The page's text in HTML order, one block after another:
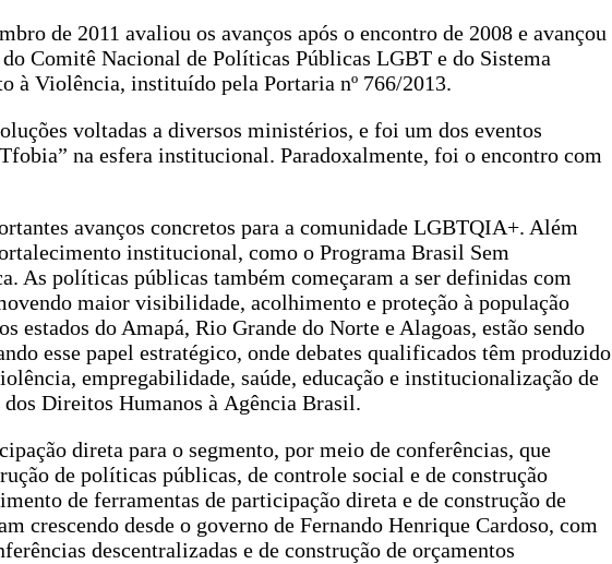
de 2011 avaliou os avanços após o encontro de 2008 e avançou
Comitê Nacional de Políticas Públicas LGBT e do Sistema
à Violência, instituído pela Portaria nº 766/2013.
voltadas a diversos ministérios, e foi um dos eventos
na esfera institucional. Paradoxalmente, foi o encontro com
avanços concretos para a comunidade LGBTQIA+. Além
institucional, como o Programa Brasil Sem
As políticas públicas também começaram a ser definidas com
maior visibilidade, acolhimento e proteção à população
estados do Amapá, Rio Grande do Norte e Alagoas, estão sendo
esse papel estratégico, onde debates qualificados têm produzido
empregabilidade, saúde, educação e institucionalização de
Direitos Humanos à Agência Brasil.
direta para o segmento, por meio de conferências, que
de políticas públicas, de controle social e de construção
de ferramentas de participação direta e de construção de
crescendo desde o governo de Fernando Henrique Cardoso, com
descentralizadas e de construção de orçamentos